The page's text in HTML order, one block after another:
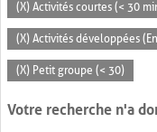
(X) Activités courtes (< 30
(X) Activités développées
(X) Petit groupe (< 30)
Votre recherche n'a